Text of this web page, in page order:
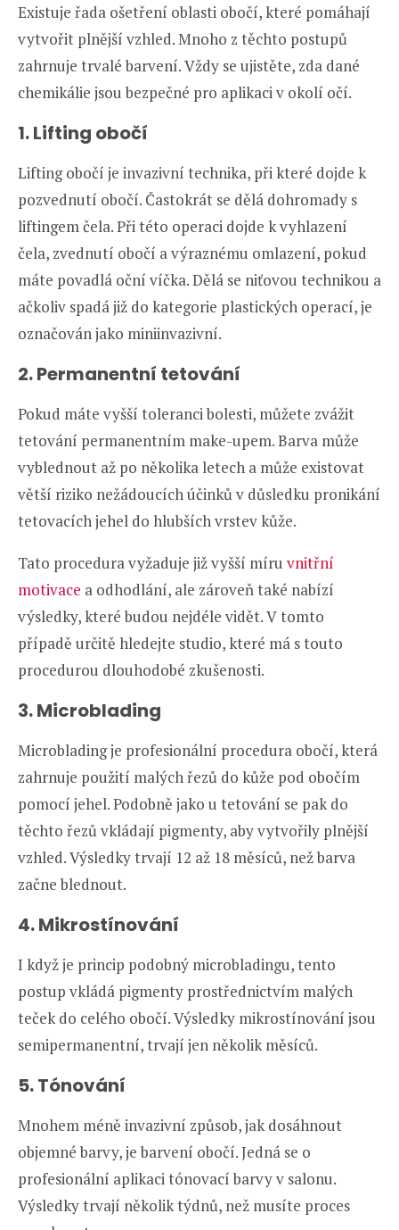
Existuje řada ošetření oblasti obočí, které pomáhají
vytvořit plnější vzhled. Mnoho z těchto postupů
zahrnuje trvalé barvení. Vždy se ujistěte, zda dané
chemikálie jsou bezpečné pro aplikaci v okolí očí.
1. Lifting obočí
Lifting obočí je invazivní technika, při které dojde k
pozvednutí obočí. Častokrát se dělá dohromady s
liftingem čela. Při této operaci dojde k vyhlazení
čela, zvednutí obočí a výraznému omlazení, pokud
máte povadlá oční víčka. Dělá se niťovou technikou a
ačkoliv spadá již do kategorie plastických operací, je
označován jako miniinvazivní.
2. Permanentní tetování
Pokud máte vyšší toleranci bolesti, můžete zvážit
tetování permanentním make-upem. Barva může
vyblednout až po několika letech a může existovat
větší riziko nežádoucích účinků v důsledku pronikání
tetovacích jehel do hlubších vrstev kůže.
Tato procedura vyžaduje již vyšší míru vnitřní
motivace a odhodlání, ale zároveň také nabízí
výsledky, které budou nejdéle vidět. V tomto
případě určitě hledejte studio, které má s touto
procedurou dlouhodobé zkušenosti.
3. Microblading
Microblading je profesionální procedura obočí, která
zahrnuje použití malých řezů do kůže pod obočím
pomocí jehel. Podobně jako u tetování se pak do
těchto řezů vkládají pigmenty, aby vytvořily plnější
vzhled. Výsledky trvají 12 až 18 měsíců, než barva
začne blednout.
4. Mikrostínování
I když je princip podobný microbladingu, tento
postup vkládá pigmenty prostřednictvím malých
teček do celého obočí. Výsledky mikrostínování jsou
semipermanentní, trvají jen několik měsíců.
5. Tónování
Mnohem méně invazivní způsob, jak dosáhnout
objemné barvy, je barvení obočí. Jedná se o
profesionální aplikaci tónovací barvy v salonu.
Výsledky trvají několik týdnů, než musíte proces